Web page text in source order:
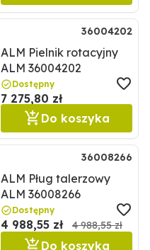
36004202
ALM Pielnik rotacyjny
ALM 36004202
Dostępny
7 275,80 zł
Do koszyka
36008266
ALM Pług talerzowy
ALM 36008266
Dostępny
4 988,55 zł 4 988,55 zł
Do koszyka